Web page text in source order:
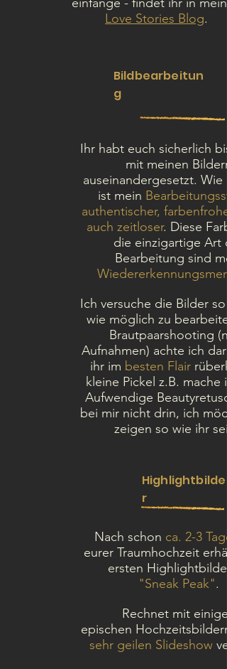
Love Stories Blog.
Bildbearbeitun
g
Ihr habt euch sicherlich
mit meinen Bildern
auseinandergesetzt. Wie
ist mein
authentischer,
auch zeitloser. Diese
die einzigartige Art
Bearbeitung sind
Ich versuche die Bilder so
wie möglich zu
Brautpaarshooting
Aufnahmen) achte ich
ihr im besten Flair
kleine Pickel z.B. mache
Aufwendige
bei mir nicht drin, ich
zeigen so wie ihr
Highlightbilde
r
Nach schon ca. 2-3 Tage
eurer Traumhochzeit
ersten Highlightbilder
"Sneak Peak".
Rechnet mit einigen
epischen
sehr geilen Slideshow